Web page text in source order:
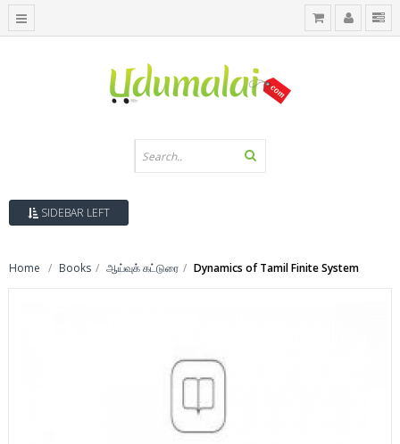
SIDEBAR LEFT
Home Books ஆய்வுக் கட்டுரை Dynamics of Tamil Finite System